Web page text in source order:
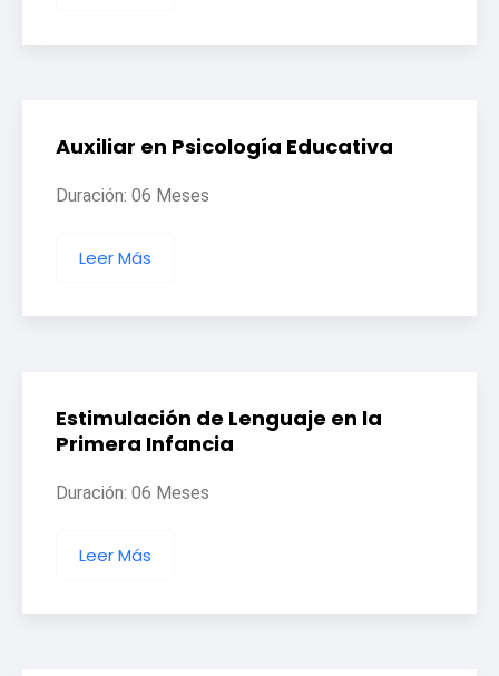
Auxiliar en Psicología Educativa
Duración: 06 Meses
Leer Más
Estimulación de Lenguaje en la
Primera Infancia
Duración: 06 Meses
Leer Más